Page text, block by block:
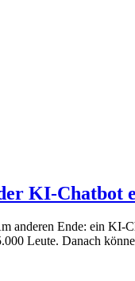
KI-Chatbot
anderen Ende: ein KI-
Leute. Danach